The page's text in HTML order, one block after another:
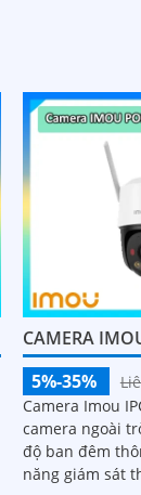
CAMERA
5%-35%
Camera Imou
camera ngoài
độ ban đêm
năng giám sát